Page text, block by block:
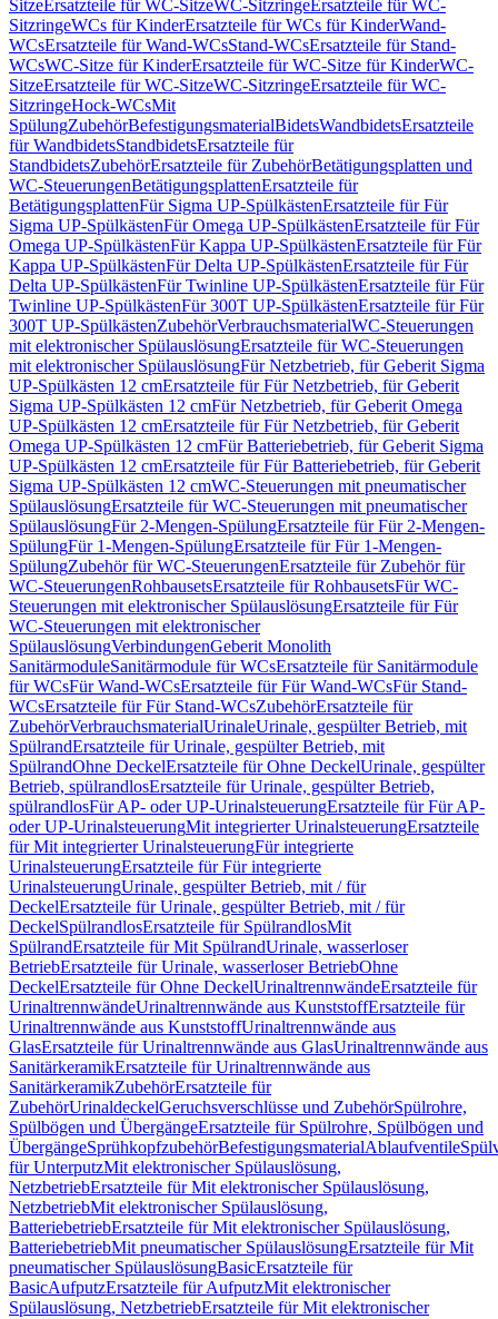
SitzeErsatzteile für WC-SitzeWC-SitzringeErsatzteile für WC-
SitzringeWCs für KinderErsatzteile für WCs für KinderWand-
WCsErsatzteile für Wand-WCsStand-WCsErsatzteile für Stand-
WCsWC-Sitze für KinderErsatzteile für WC-Sitze für KinderWC-
SitzeErsatzteile für WC-SitzeWC-SitzringeErsatzteile für WC-
SitzringeHock-WCsMit
SpülungZubehörBefestigungsmaterialBidetsWandbidetsErsatzteile
für WandbidetsStandbidetsErsatzteile für
StandbidetsZubehörErsatzteile für ZubehörBetätigungsplatten und
WC-SteuerungenBetätigungsplattenErsatzteile für
BetätigungsplattenFür Sigma UP-SpülkästenErsatzteile für Für
Sigma UP-SpülkästenFür Omega UP-SpülkästenErsatzteile für Für
Omega UP-SpülkästenFür Kappa UP-SpülkästenErsatzteile für Für
Kappa UP-SpülkästenFür Delta UP-SpülkästenErsatzteile für Für
Delta UP-SpülkästenFür Twinline UP-SpülkästenErsatzteile für Für
Twinline UP-SpülkästenFür 300T UP-SpülkästenErsatzteile für Für
300T UP-SpülkästenZubehörVerbrauchsmaterialWC-Steuerungen
mit elektronischer SpülauslösungErsatzteile für WC-Steuerungen
mit elektronischer SpülauslösungFür Netzbetrieb, für Geberit Sigma
UP-Spülkästen 12 cmErsatzteile für Für Netzbetrieb, für Geberit
Sigma UP-Spülkästen 12 cmFür Netzbetrieb, für Geberit Omega
UP-Spülkästen 12 cmErsatzteile für Für Netzbetrieb, für Geberit
Omega UP-Spülkästen 12 cmFür Batteriebetrieb, für Geberit Sigma
UP-Spülkästen 12 cmErsatzteile für Für Batteriebetrieb, für Geberit
Sigma UP-Spülkästen 12 cmWC-Steuerungen mit pneumatischer
SpülauslösungErsatzteile für WC-Steuerungen mit pneumatischer
SpülauslösungFür 2-Mengen-SpülungErsatzteile für Für 2-Mengen-
SpülungFür 1-Mengen-SpülungErsatzteile für Für 1-Mengen-
SpülungZubehör für WC-SteuerungenErsatzteile für Zubehör für
WC-SteuerungenRohbausetsErsatzteile für RohbausetsFür WC-
Steuerungen mit elektronischer SpülauslösungErsatzteile für Für
WC-Steuerungen mit elektronischer
SpülauslösungVerbindungenGeberit Monolith
SanitärmoduleSanitärmodule für WCsErsatzteile für Sanitärmodule
für WCsFür Wand-WCsErsatzteile für Für Wand-WCsFür Stand-
WCsErsatzteile für Für Stand-WCsZubehörErsatzteile für
ZubehörVerbrauchsmaterialUrinaleUrinale, gespülter Betrieb, mit
SpülrandErsatzteile für Urinale, gespülter Betrieb, mit
SpülrandOhne DeckelErsatzteile für Ohne DeckelUrinale, gespülter
Betrieb, spülrandlosErsatzteile für Urinale, gespülter Betrieb,
spülrandlosFür AP- oder UP-UrinalsteuerungErsatzteile für Für AP-
oder UP-UrinalsteuerungMit integrierter UrinalsteuerungErsatzteile
für Mit integrierter UrinalsteuerungFür integrierte
UrinalsteuerungErsatzteile für Für integrierte
UrinalsteuerungUrinale, gespülter Betrieb, mit / für
DeckelErsatzteile für Urinale, gespülter Betrieb, mit / für
DeckelSpülrandlosErsatzteile für SpülrandlosMit
SpülrandErsatzteile für Mit SpülrandUrinale, wasserloser
BetriebErsatzteile für Urinale, wasserloser BetriebOhne
DeckelErsatzteile für Ohne DeckelUrinaltrennwändeErsatzteile für
UrinaltrennwändeUrinaltrennwände aus KunststoffErsatzteile für
Urinaltrennwände aus KunststoffUrinaltrennwände aus
GlasErsatzteile für Urinaltrennwände aus GlasUrinaltrennwände aus
SanitärkeramikErsatzteile für Urinaltrennwände aus
SanitärkeramikZubehörErsatzteile für
ZubehörUrinaldeckelGeruchsverschlüsse und ZubehörSpülrohre,
Spülbögen und ÜbergängeErsatzteile für Spülrohre, Spülbögen und
ÜbergängeSprühkopfzubehörBefestigungsmaterialAblaufventile
für UnterputzMit elektronischer Spülauslösung,
NetzbetriebErsatzteile für Mit elektronischer Spülauslösung,
NetzbetriebMit elektronischer Spülauslösung,
BatteriebetriebErsatzteile für Mit elektronischer Spülauslösung,
BatteriebetriebMit pneumatischer SpülauslösungErsatzteile für Mit
pneumatischer SpülauslösungBasicErsatzteile für
BasicAufputzErsatzteile für AufputzMit elektronischer
Spülauslösung, NetzbetriebErsatzteile für Mit elektronischer